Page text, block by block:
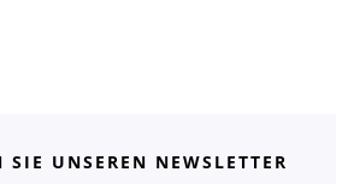
SIE UNSEREN NEWSLETTER